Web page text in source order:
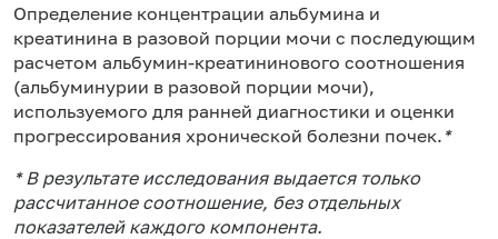
Определение концентрации альбумина и
креатинина в разовой порции мочи с последующим
расчетом альбумин-креатининового соотношения
(альбуминурии в разовой порции мочи),
используемого для ранней диагностики и оценки
прогрессирования хронической болезни почек. *
* В результате исследования выдается только
рассчитанное соотношение, без отдельных
показателей каждого компонента.